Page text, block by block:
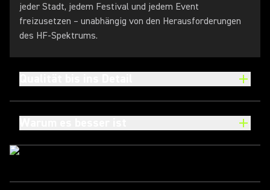
jeder Stadt, jedem Festival und jedem Event
freizusetzen – unabhängig von den Herausforderungen
des HF-Spektrums.